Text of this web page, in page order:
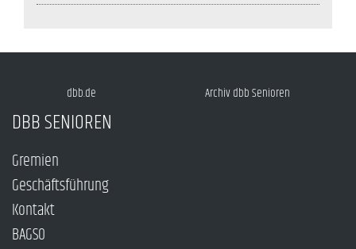
dbb.de Archiv dbb Senioren
DBB SENIOREN
Gremien
Geschäftsführung
Kontakt
BAGSO